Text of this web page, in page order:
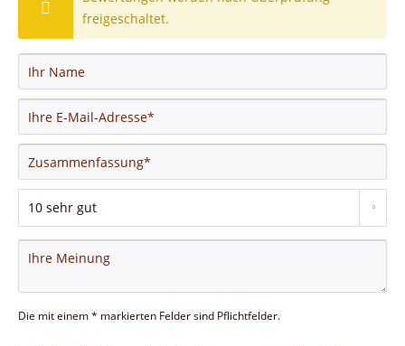
freigeschaltet.
Die mit einem * markierten Felder sind Pflichtfelder.